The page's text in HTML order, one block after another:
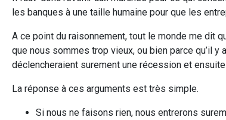
les banques à une taille humaine pour que les
A ce point du raisonnement, tout le monde me dit
que nous sommes trop vieux, ou bien parce qu’il
déclencheraient surement une récession et
La réponse à ces arguments est très simple.
Si nous ne faisons rien, nous entrerons